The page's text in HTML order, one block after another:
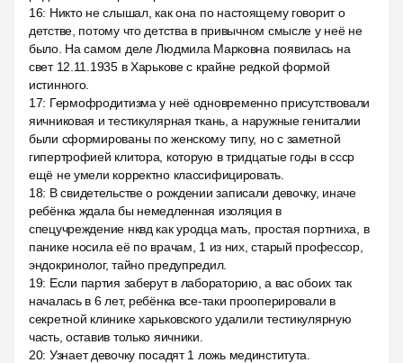
16: Никто не слышал, как она по настоящему говорит о
детстве, потому что детства в привычном смысле у неё не
было. На самом деле Людмила Марковна появилась на
свет 12.11.1935 в Харькове с крайне редкой формой
истинного.
17: Гермофродитизма у неё одновременно присутствовали
яичниковая и тестикулярная ткань, а наружные гениталии
были сформированы по женскому типу, но с заметной
гипертрофией клитора, которую в тридцатые годы в ссср
ещё не умели корректно классифицировать.
18: В свидетельстве о рождении записали девочку, иначе
ребёнка ждала бы немедленная изоляция в
спецучреждение нквд как уродца мать, простая портниха, в
панике носила её по врачам, 1 из них, старый профессор,
эндокринолог, тайно предупредил.
19: Если партия заберут в лабораторию, а вас обоих так
началась в 6 лет, ребёнка все-таки прооперировали в
секретной клинике харьковского удалили тестикулярную
часть, оставив только яичники.
20: Узнает девочку посадят 1 ложь мединститута.